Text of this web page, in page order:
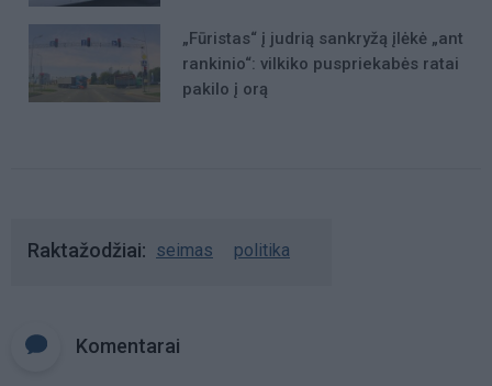
„Fūristas“ į judrią sankryžą įlėkė „ant
rankinio“: vilkiko puspriekabės ratai
pakilo į orą
Raktažodžiai seimas politika
Komentarai